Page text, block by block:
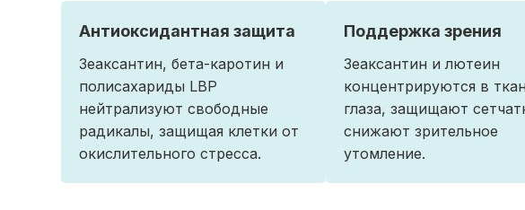
Антиоксидантная защита
Зеаксантин, бета-каротин и
полисахариды LBP
нейтрализуют свободные
радикалы, защищая клетки от
окислительного стресса.
Поддержка зрения
Зеаксантин и лютеин
концентрируются в
глаза, защищают
снижают зрительное
утомление.